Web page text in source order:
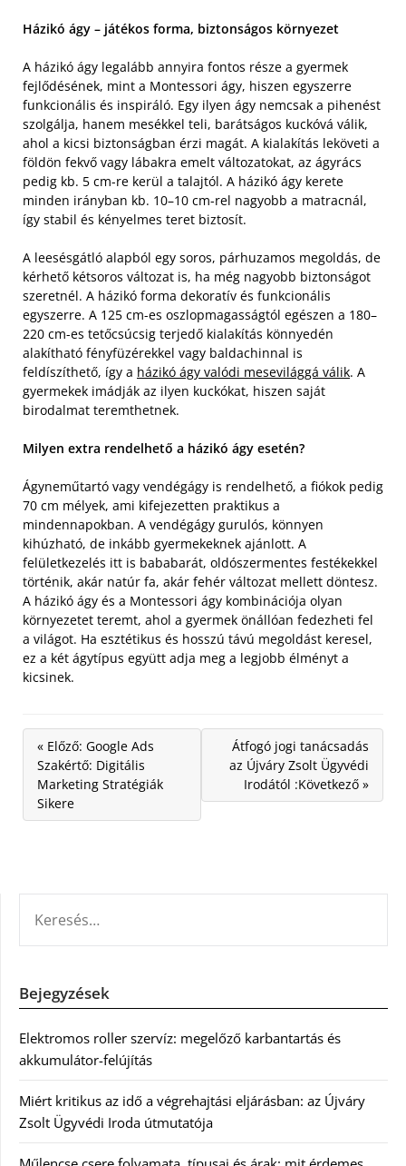
Házikó ágy – játékos forma, biztonságos környezet
A házikó ágy legalább annyira fontos része a gyermek
fejlődésének, mint a Montessori ágy, hiszen egyszerre
funkcionális és inspiráló. Egy ilyen ágy nemcsak a pihenést
szolgálja, hanem mesékkel teli, barátságos kuckóvá válik,
ahol a kicsi biztonságban érzi magát. A kialakítás leköveti a
földön fekvő vagy lábakra emelt változatokat, az ágyrács
pedig kb. 5 cm-re kerül a talajtól. A házikó ágy kerete
minden irányban kb. 10–10 cm-rel nagyobb a matracnál,
így stabil és kényelmes teret biztosít.
A leesésgátló alapból egy soros, párhuzamos megoldás, de
kérhető kétsoros változat is, ha még nagyobb biztonságot
szeretnél. A házikó forma dekoratív és funkcionális
egyszerre. A 125 cm-es oszlopmagasságtól egészen a 180–
220 cm-es tetőcsúcsig terjedő kialakítás könnyedén
alakítható fényfüzérekkel vagy baldachinnal is
feldíszíthető, így a házikó ágy valódi mesevilággá válik. A
gyermekek imádják az ilyen kuckókat, hiszen saját
birodalmat teremthetnek.
Milyen extra rendelhető a házikó ágy esetén?
Ágyneműtartó vagy vendégágy is rendelhető, a fiókok pedig
70 cm mélyek, ami kifejezetten praktikus a
mindennapokban. A vendégágy gurulós, könnyen
kihúzható, de inkább gyermekeknek ajánlott. A
felületkezelés itt is bababarát, oldószermentes festékekkel
történik, akár natúr fa, akár fehér változat mellett döntesz.
A házikó ágy és a Montessori ágy kombinációja olyan
környezetet teremt, ahol a gyermek önállóan fedezheti fel
a világot. Ha esztétikus és hosszú távú megoldást keresel,
ez a két ágytípus együtt adja meg a legjobb élményt a
kicsinek.
« Előző: Google Ads
Szakértő: Digitális
Marketing Stratégiák
Sikere
Átfogó jogi tanácsadás
az Újváry Zsolt Ügyvédi
Irodától :Következő »
Bejegyzések
Elektromos roller szervíz: megelőző karbantartás és
akkumulátor-felújítás
Miért kritikus az idő a végrehajtási eljárásban: az Újváry
Zsolt Ügyvédi Iroda útmutatója